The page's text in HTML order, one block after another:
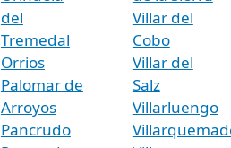
del
Tremedal
Orrios
Palomar de
Arroyos
Pancrudo
Villar del
Cobo
Villar del
Salz
Villarluengo